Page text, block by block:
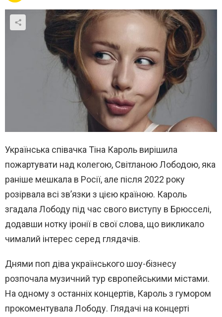
Українська співачка Тіна Кароль вирішила
пожартувати над колегою, Світланою Лободою, яка
раніше мешкала в Росії, але після 2022 року
розірвала всі зв’язки з цією країною. Кароль
згадала Лободу під час свого виступу в Брюсселі,
додавши нотку іронії в свої слова, що викликало
чималий інтерес серед глядачів.
Днями поп діва українського шоу-бізнесу
розпочала музичний тур європейськими містами.
На одному з останніх концертів, Кароль з гумором
прокоментувала Лободу. Глядачі на концерті